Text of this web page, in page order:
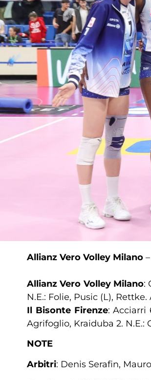
Allianz Vero Volley Milano –
Allianz Vero Volley Milano:
N.E.: Folie, Pusic (L), Rettke.
Il Bisonte Firenze: Acciarri
Agrifoglio, Kraiduba 2. N.E.:
NOTE
Arbitri: Denis Serafin,